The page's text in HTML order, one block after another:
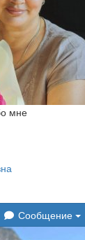
мне
Сообщение